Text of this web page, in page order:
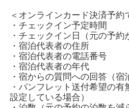
＜オンラインカード決済予
・チェックイン予定時間
・チェックイン日（元の予約
・宿泊代表者の住所
・宿泊代表者の電話番号
・宿泊代表者の年代
・宿からの質問への回答（
・パンフレット送付希望の
設定している場合）